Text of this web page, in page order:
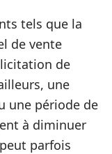
tels que la
de vente
de
une
une période de
à diminuer
parfois